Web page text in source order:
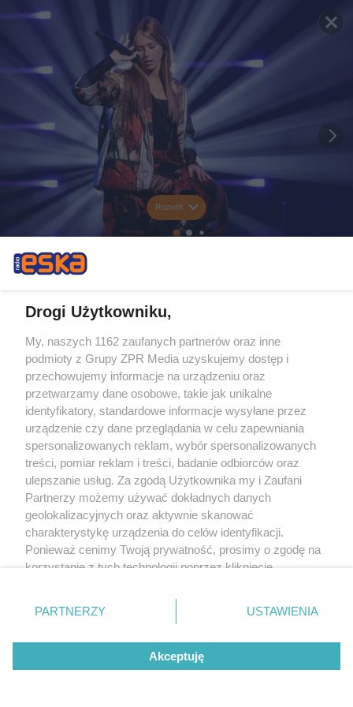
Rozwiń
Drogi Użytkowniku,
My, naszych 1162 zaufanych partnerów oraz inne
podmioty z Grupy ZPR Media uzyskujemy dostęp i
przechowujemy informacje na urządzeniu oraz
przetwarzamy dane osobowe, takie jak unikalne
identyfikatory, standardowe informacje wysyłane przez
urządzenie czy dane przeglądania w celu zapewniania
spersonalizowanych reklam, wybór spersonalizowanych
treści, pomiar reklam i treści, badanie odbiorców oraz
ulepszanie usług. Za zgodą Użytkownika my i Zaufani
Partnerzy możemy używać dokładnych danych
geolokalizacyjnych oraz aktywnie skanować
charakterystykę urządzenia do celów identyfikacji.
Ponieważ cenimy Twoją prywatność, prosimy o zgodę na
korzystanie z tych technologii poprzez kliknięcie
zmienić/wycofać klikając przycisk ustawień prywatności
znajdujący się w lewym dolnym rogu strony
rodzaje przetwarzania danych nie wymagają zgody
użytkownika, ale masz prawo sprzeciwić się takiemu
przetwarzaniu. Preferencje będą miały zastosowanie tylko
PARTNERZY USTAWIENIA
Akceptuję